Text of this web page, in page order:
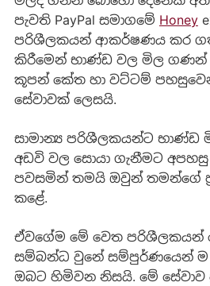
පැවති PayPal සමාගමේ Honey
පරිශීලකයන් ආකර්ෂණය කර
කිරීමෙන් භාණ්ඩ වල මිල ගණන්
කූපන් කේත හා වට්ටම්
සේවාවක් ලෙසයි.
සාමාන්‍ය පරිශීලකයන්ට භාණ්ඩ
අඩවි වල සොයා ගැනීමට
පවසමින් තමයි ඔවුන් තමන්ගේ
කළේ.
ඒවගේම මේ වෙත
සම්බන්ධ වුනේ සම්පුර්ණයෙන් ම
ඔබට හිමිවන නිසයි. මේ සේවාව